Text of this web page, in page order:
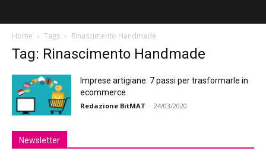
Home Tags Rinascimento Handmade
Tag: Rinascimento Handmade
Imprese artigiane: 7 passi per trasformarle in
ecommerce
Redazione BitMAT - 24/03/2020
Newsletter